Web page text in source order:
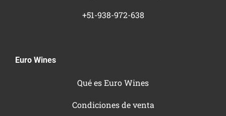
+51-938-972-638
Euro Wines
Qué es Euro Wines
Condiciones de venta